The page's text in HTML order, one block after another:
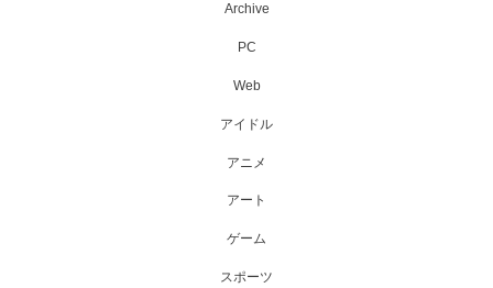
Archive
PC
Web
アイドル
アニメ
アート
ゲーム
スポーツ